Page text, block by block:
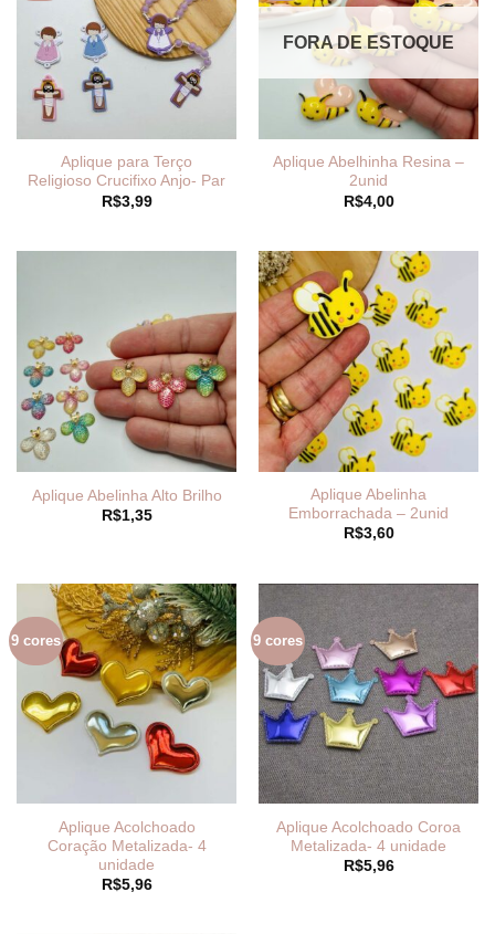
Aplique para Terço
Religioso Crucifixo Anjo- Par
R$3,99
FORA DE ESTOQUE
Aplique Abelhinha Resina –
2unid
R$4,00
Aplique Abelinha Alto Brilho
R$1,35
Aplique Abelinha
Emborrachada – 2unid
R$3,60
9 cores
Aplique Acolchoado
Coração Metalizada- 4
unidade
R$5,96
9 cores
Aplique Acolchoado Coroa
Metalizada- 4 unidade
R$5,96